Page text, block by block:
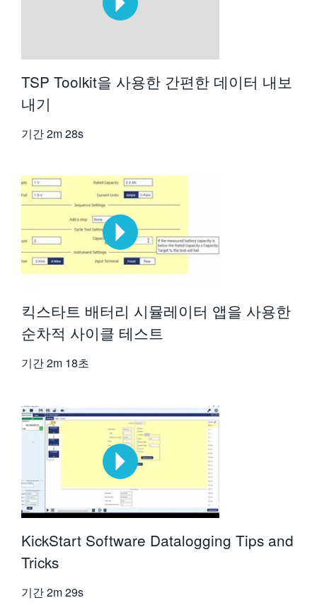
TSP Toolkit을 사용한 간편한 데이터 내보
내기
기간2m 28s
킥스타트 배터리 시뮬레이터 앱을 사용한
순차적 사이클 테스트
기간2m 18초
KickStart Software Datalogging Tips and
Tricks
기간2m 29s